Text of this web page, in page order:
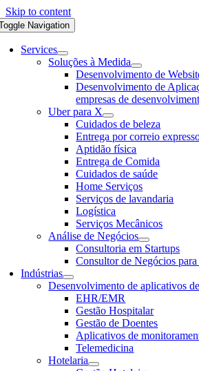
Skip to content
Navigation
Services
Soluções à Medida
Desenvolvimento de
Desenvolvimento de
empresas de
Uber para X
Cuidados de beleza
Entrega por correio
Aptidão física
Entrega de Comida
Cuidados de saúde
Home Serviços
Serviços de lavandaria
Logística
Serviços Mecânicos
Análise de Negócios
Consultoria em Startups
Consultor de Negócios
Indústrias
Desenvolvimento de aplicativos
EHR/EMR
Gestão Hospitalar
Gestão de Doentes
Aplicativos de
Telemedicina
Hotelaria